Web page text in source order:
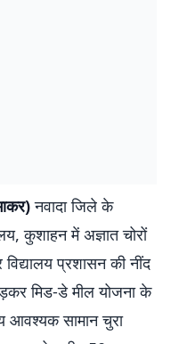
नवादा जिले के
कुशाहन में अज्ञात चोरों
प्रशासन की नींद
मिड-डे मील योजना के
आवश्यक सामान चुरा